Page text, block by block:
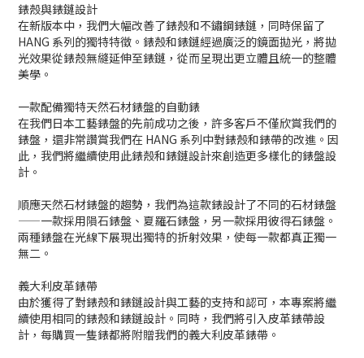
錶殼與錶鏈設計
在新版本中，我們大幅改善了錶殼和不鏽鋼錶鏈，同時保留了
HANG 系列的獨特特徵。錶殼和錶鏈經過廣泛的鏡面拋光，將拋
光效果從錶殼無縫延伸至錶鏈，從而呈現出更立體且統一的整體
美學。
一款配備獨特天然石材錶盤的自動錶
在我們日本工藝錶盤的先前成功之後，許多客戶不僅欣賞我們的
錶盤，還非常讚賞我們在 HANG 系列中對錶殼和錶帶的改進。因
此，我們將繼續使用此錶殼和錶鏈設計來創造更多樣化的錶盤設
計。
順應天然石材錶盤的趨勢，我們為這款錶設計了不同的石材錶盤
——一款採用隕石錶盤、夏羅石錶盤，另一款採用彼得石錶盤。
兩種錶盤在光線下展現出獨特的折射效果，使每一款都真正獨一
無二。
義大利皮革錶帶
由於獲得了對錶殼和錶鏈設計與工藝的支持和認可，本專案將繼
續使用相同的錶殼和錶鏈設計。同時，我們將引入皮革錶帶設
計，每購買一隻錶都將附贈我們的義大利皮革錶帶。